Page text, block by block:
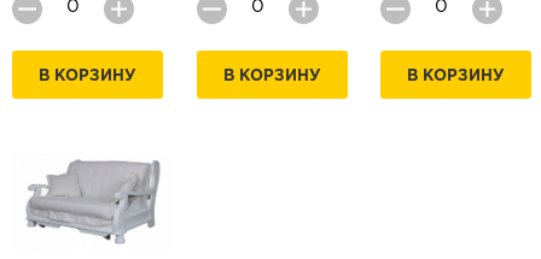
В КОРЗИНУ В КОРЗИНУ В КОРЗИНУ